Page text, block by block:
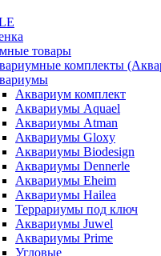
товары
комплекты
Аквариум комплект
Аквариумы Aquael
Аквариумы Atman
Аквариумы Gloxy
Аквариумы Biodesign
Аквариумы Dennerle
Аквариумы Eheim
Аквариумы Hailea
Террариумы под ключ
Аквариумы Juwel
Аквариумы Prime
Угловые